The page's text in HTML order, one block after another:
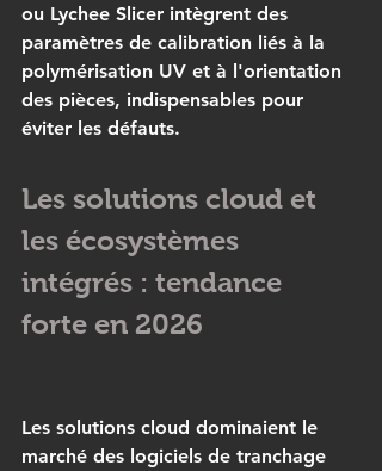
ou Lychee Slicer intègrent des
paramètres de calibration liés à la
polymérisation UV et à l'orientation
des pièces, indispensables pour
éviter les défauts.
Les solutions cloud et
les écosystèmes
intégrés : tendance
forte en 2026
Les solutions cloud dominaient le
marché des logiciels de tranchage